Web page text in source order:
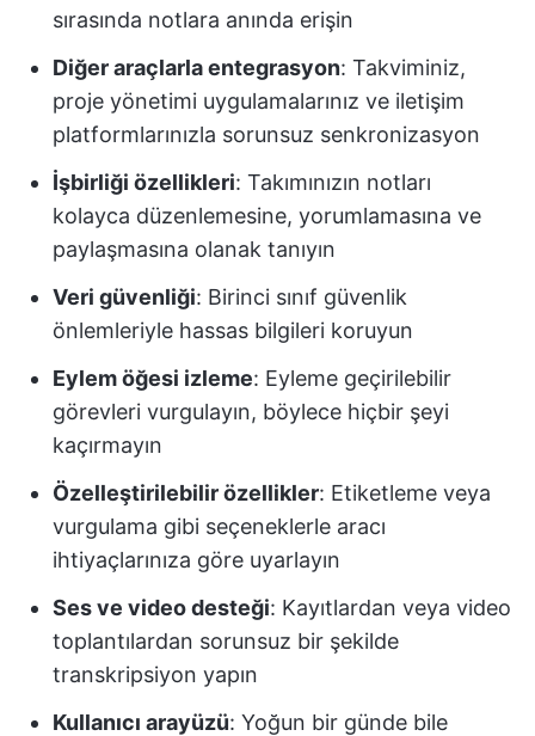
sırasında notlara anında erişin
Diğer araçlarla entegrasyon: Takviminiz,
proje yönetimi uygulamalarınız ve iletişim
platformlarınızla sorunsuz senkronizasyon
İşbirliği özellikleri: Takımınızın notları
kolayca düzenlemesine, yorumlamasına ve
paylaşmasına olanak tanıyın
Veri güvenliği: Birinci sınıf güvenlik
önlemleriyle hassas bilgileri koruyun
Eylem öğesi izleme: Eyleme geçirilebilir
görevleri vurgulayın, böylece hiçbir şeyi
kaçırmayın
Özelleştirilebilir özellikler: Etiketleme veya
vurgulama gibi seçeneklerle aracı
ihtiyaçlarınıza göre uyarlayın
Ses ve video desteği: Kayıtlardan veya video
toplantılardan sorunsuz bir şekilde
transkripsiyon yapın
Kullanıcı arayüzü: Yoğun bir günde bile